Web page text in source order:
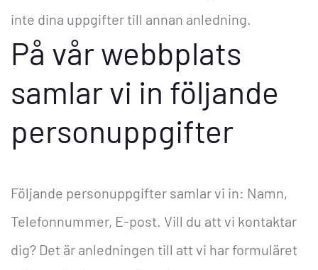
inte dina uppgifter till annan anledning.
På vår webbplats
samlar vi in följande
personuppgifter
Följande personuppgifter samlar vi in: Namn,
Telefonnummer, E-post. Vill du att vi kontaktar
dig? Det är anledningen till att vi har formuläret